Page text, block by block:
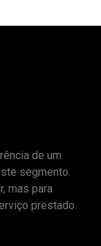
de um
segmento.
mas para
prestado.